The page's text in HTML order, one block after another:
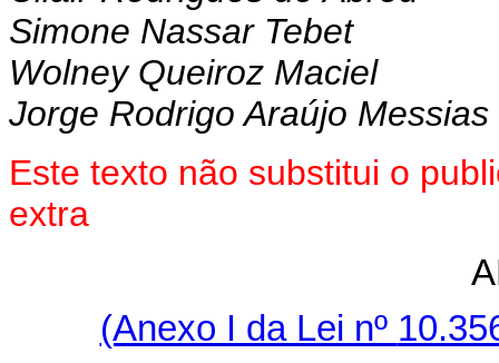
Simone Nassar Tebet
Wolney Queiroz Maciel
Jorge Rodrigo Araújo Messias
Este texto não substitui o
extra
(Anexo I da Lei nº